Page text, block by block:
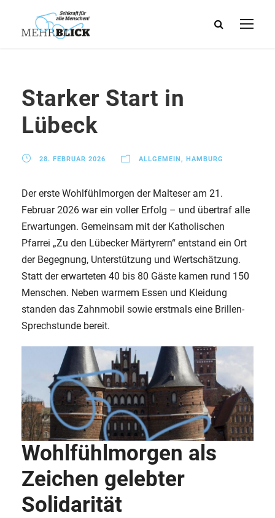
Starker Start in
Lübeck
28. FEBRUAR 2026 ALLGEMEIN , HAMBURG
Der erste Wohlfühlmorgen der Malteser am 21.
Februar 2026 war ein voller Erfolg – und übertraf alle
Erwartungen. Gemeinsam mit der Katholischen
Pfarrei „Zu den Lübecker Märtyrern“ entstand ein Ort
der Begegnung, Unterstützung und Wertschätzung.
Statt der erwarteten 40 bis 80 Gäste kamen rund 150
Menschen. Neben warmem Essen und Kleidung
standen das Zahnmobil sowie erstmals eine Brillen-
Sprechstunde bereit.
Wohlfühlmorgen als
Zeichen gelebter
Solidarität